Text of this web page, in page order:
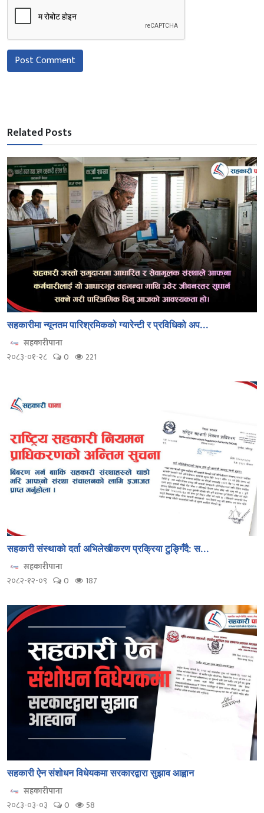
Post Comment
Related Posts
सहकारीमा न्यूनतम पारिश्रमिकको ग्यारेन्टी र प्रविधिको अप...
सहकारीपाना
२०८३-०१-२८
0 221
सहकारी संस्थाको दर्ता अभिलेखीकरण प्रक्रिया टुङ्गिँदै: स...
सहकारीपाना
२०८२-१२-०९
0 187
सहकारी ऐन संशोधन विधेयकमा सरकारद्वारा सुझाव आह्वान
सहकारीपाना
२०८३-०३-०३
0 58